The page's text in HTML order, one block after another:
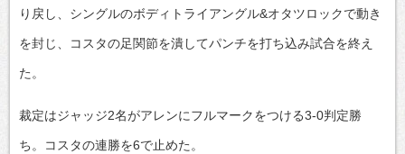
り戻し、シングルのボディトライアングル&オタツロックで動き
を封じ、コスタの足関節を潰してパンチを打ち込み試合を終え
た。
裁定はジャッジ2名がアレンにフルマークをつける3-0判定勝
ち。コスタの連勝を6で止めた。